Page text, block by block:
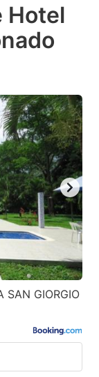
Hotel
SAN GIORGIO